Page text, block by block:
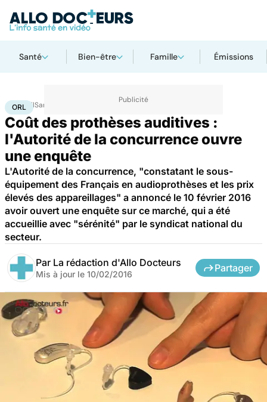
Santé Bien-être Famille Émissions
AccueilSanté
ORL
Coût des prothèses auditives :
l'Autorité de la concurrence ouvre
une enquête
L'Autorité de la concurrence, "constatant le sous-
équipement des Français en audioprothèses et les prix
élevés des appareillages" a annoncé le 10 février 2016
avoir ouvert une enquête sur ce marché, qui a été
accueillie avec "sérénité" par le syndicat national du
secteur.
Par La rédaction d'Allo Docteurs
Mis à jour le 10/02/2016
Partager